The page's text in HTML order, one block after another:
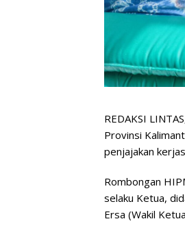
REDAKSI
Provinsi
penjajakan
Rombongan
selaku Ketua,
Ersa (Wakil